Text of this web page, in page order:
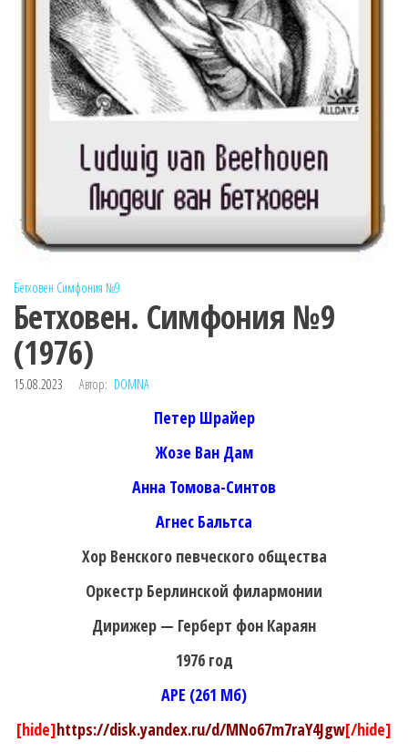
Бетховен Симфония №9
Бетховен. Симфония №9
(1976)
15.08.2023 Автор: DOMNA
Петер Шрайер
Жозе Ван Дам
Анна Томова-Синтов
Агнес Бальтса
Хор Венского певческого общества
Оркестр Берлинской филармонии
Дирижер — Герберт фон Караян
1976 год
APE (261 Мб)
[hide]https://disk.yandex.ru/d/MNo67m7raY4Jgw[/hide]